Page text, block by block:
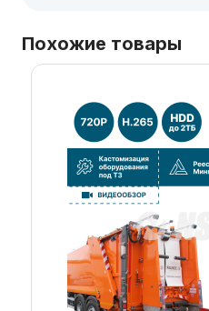
Похожие товары